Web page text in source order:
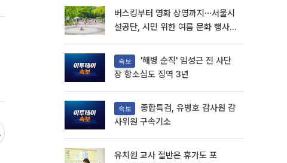
버스킹부터 영화 상영까지⋯서울시
설공단, 시민 위한 여름 문화 행사
속보
장 항소심도 징역 3년
속보
사위원 구속기소
유치원 교사 절반은 휴가도 포